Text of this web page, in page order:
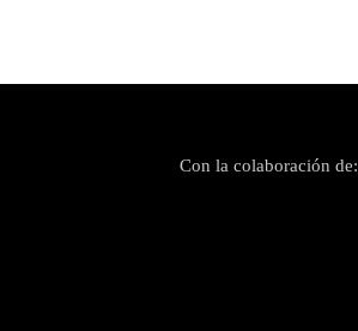
Con la colaboración de: